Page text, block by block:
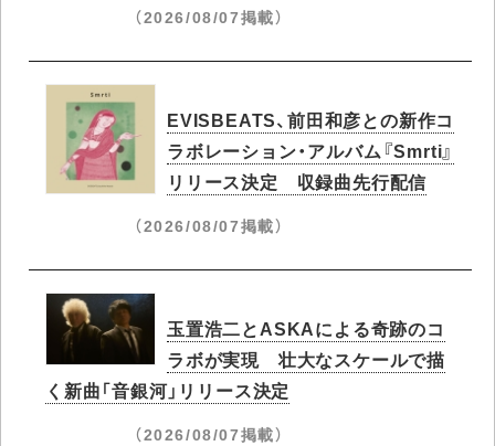
（2026/08/07掲載）
EVISBEATS、前田和彦との新作コ
ラボレーション・アルバム『Smrti』
リリース決定 収録曲先行配信
（2026/08/07掲載）
玉置浩二とASKAによる奇跡のコ
ラボが実現 壮大なスケールで描
く新曲「音銀河」リリース決定
（2026/08/07掲載）